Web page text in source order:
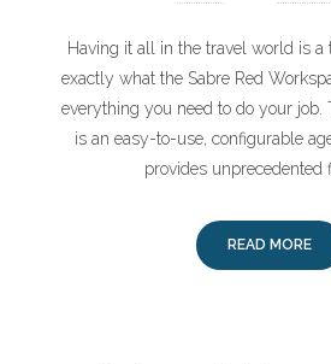
Having it all in the travel world is a
exactly what the Sabre Red
everything you need to do your job.
is an easy-to-use, configurable
provides unprecedented
READ MORE